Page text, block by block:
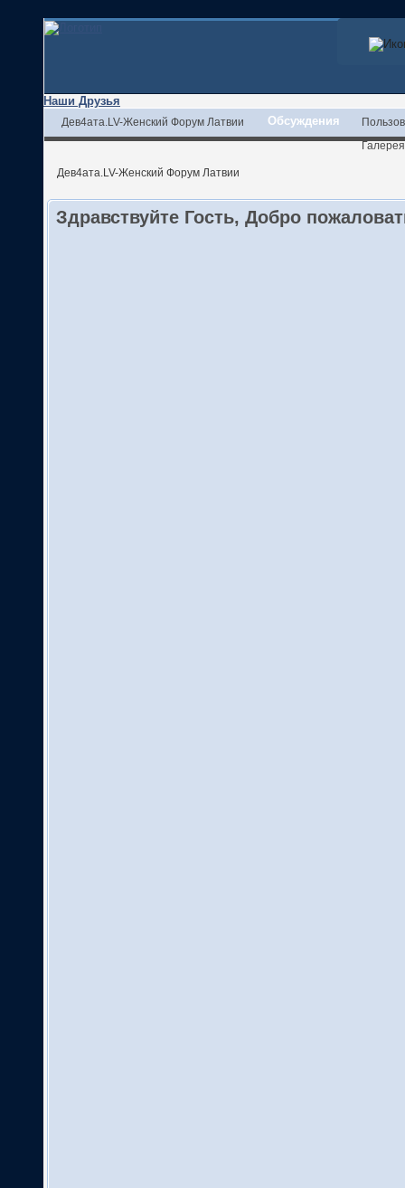
Наши Друзья
Дев4ата.LV-Женский Форум Латвии Обсуждения
Галерея
Дев4ата.LV-Женский Форум Латвии
Здравствуйте Гость, Добро